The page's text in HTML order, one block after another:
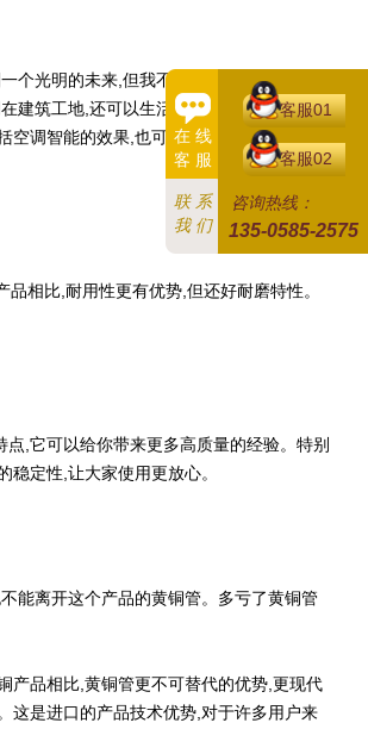
光明的未来,但我不知道应该如何进一步
建筑工地,还可以生活中的许多场景中发挥
调智能的效果,也可以通过黄铜管传导,这
相比,耐用性更有优势,但还好耐磨特性。
,它可以给你带来更多高质量的经验。特别
定性,让大家使用更放心。
能离开这个产品的黄铜管。多亏了黄铜管
品相比,黄铜管更不可替代的优势,更现代
这是进口的产品技术优势,对于许多用户来
在 线
客 服
联 系
我 们
客服01
客服02
咨询热线：
135-0585-2575